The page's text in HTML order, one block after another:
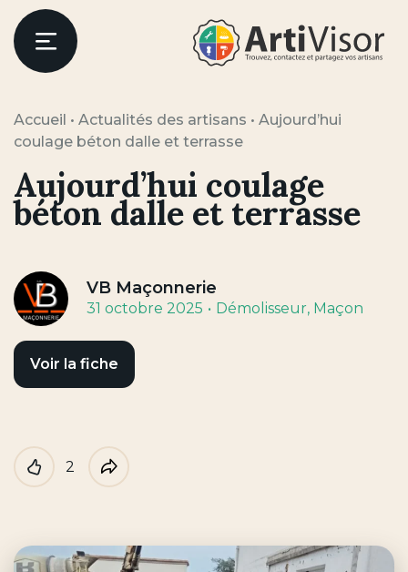
Accueil • Actualités des artisans • Aujourd’hui
coulage béton dalle et terrasse
Aujourd’hui coulage
béton dalle et terrasse
VB Maçonnerie
31 octobre 2025 Démolisseur, Maçon
Voir la fiche
Like
2
Partager